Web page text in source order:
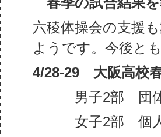
六稜体操会の支援
ようです。今後と
4/28-29 大阪高校
男子2部 団体
女子2部 個人